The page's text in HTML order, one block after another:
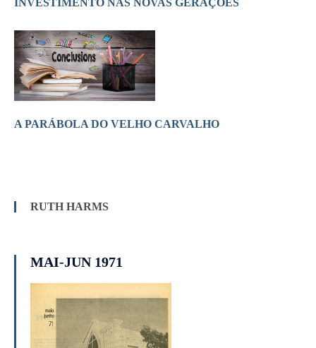
A PARÁBOLA DO VELHO CARVALHO
RUTH HARMS
MAI-JUN 1971